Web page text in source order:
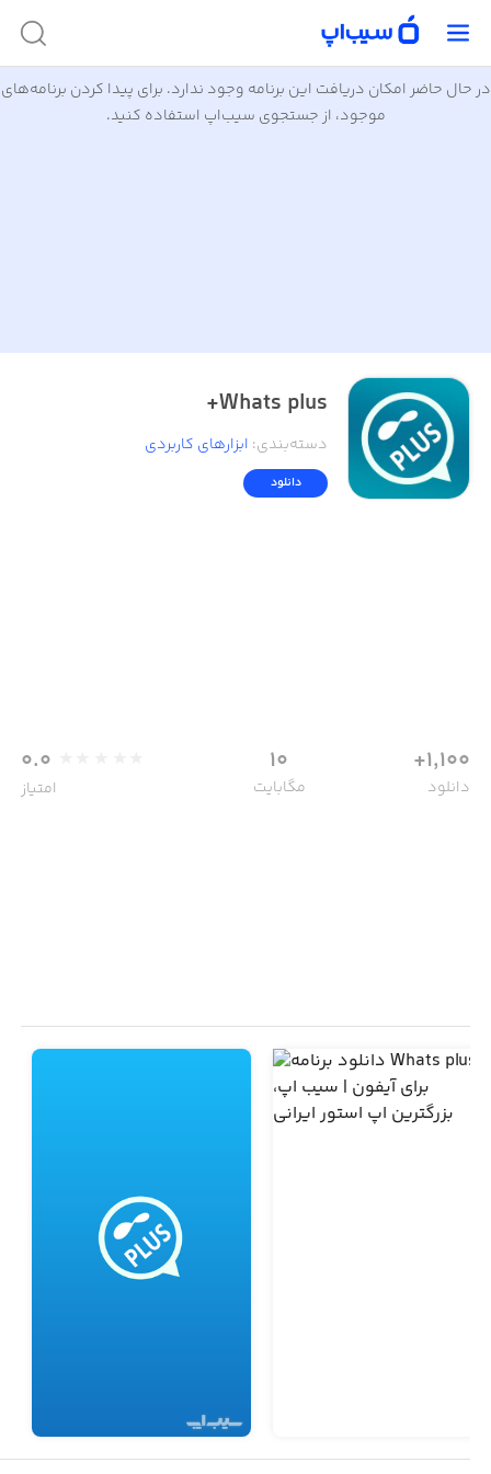
در حال حاضر امکان دریافت این برنامه وجود ندارد. برای پیدا کردن برنامه‌های
موجود، از جستجوی سیب‌اپ استفاده کنید.
Whats plus+
دسته‌بندی: ابزار‌های کاربردی
دانلود
1,100+
دانلود
10
مگابایت
0.0
امتیاز